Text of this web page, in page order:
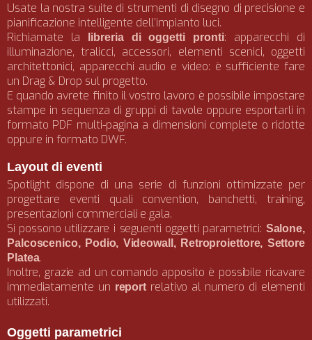
Usate la nostra suite di strumenti di disegno di precisione e
pianificazione intelligente dell’impianto luci.
Richiamate la
libreria di oggetti pronti: apparecchi di
illuminazione, tralicci, accessori, elementi scenici, oggetti
architettonici, apparecchi audio e video: è sufficiente fare
un Drag & Drop sul progetto.
E quando avrete finito il vostro lavoro è possibile impostare
stampe in sequenza di gruppi di tavole oppure esportarli in
formato PDF multi-pagina a dimensioni complete o ridotte
oppure in formato DWF.
Layout di eventi
Spotlight dispone di una serie di funzioni ottimizzate per
progettare eventi quali convention, banchetti, training,
presentazioni commerciali e gala.
Si possono utilizzare i seguenti oggetti parametrici: Salone,
Palcoscenico, Podio, Videowall, Retroproiettore, Settore
Platea.
Inoltre, grazie ad un comando apposito è possibile ricavare
immediatamente un report relativo al numero di elementi
utilizzati.
Oggetti parametrici